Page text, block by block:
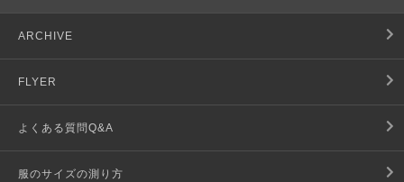
ARCHIVE
FLYER
よくある質問Q&A
服のサイズの測り方